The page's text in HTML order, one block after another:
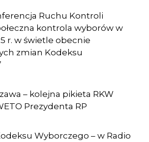
Ruchu Kontroli
kontrola wyborów w
r. w świetle obecnie
zmian Kodeksu
– kolejna pikieta RKW
Prezydenta RP
Wyborczego – w Radio